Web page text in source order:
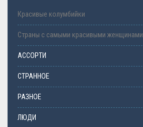
Красивые колумбийки
Страны с самыми красивыми женщинами
АССОРТИ
СТРАННОЕ
РАЗНОЕ
ЛЮДИ